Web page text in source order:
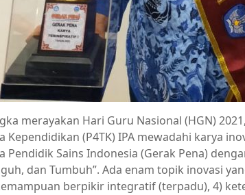
merayakan Hari Guru Nasional (HGN)
Kependidikan (P4TK) IPA mewadahi karya
Pendidik Sains Indonesia (Gerak Pena)
dan Tumbuh”. Ada enam topik inovasi
berpikir integratif (terpadu), 4)